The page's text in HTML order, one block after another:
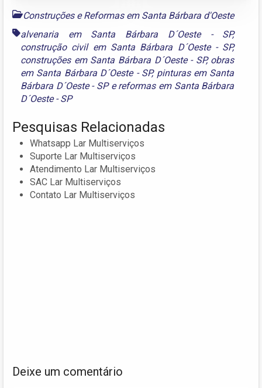
Construções e Reformas em Santa Bárbara d'Oeste
alvenaria em Santa Bárbara D´Oeste - SP,
construção civil em Santa Bárbara D´Oeste - SP,
construções em Santa Bárbara D´Oeste - SP, obras
em Santa Bárbara D´Oeste - SP, pinturas em Santa
Bárbara D´Oeste - SPereformas em Santa Bárbara
D´Oeste - SP
Pesquisas Relacionadas
Whatsapp Lar Multiserviços
Suporte Lar Multiserviços
Atendimento Lar Multiserviços
SAC Lar Multiserviços
Contato Lar Multiserviços
Deixe um comentário